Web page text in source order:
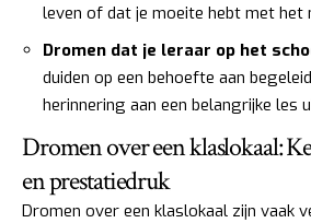
leven of dat je moeite hebt met het
Dromen dat je leraar op het
duiden op een behoefte aan
herinnering aan een belangrijke les
Dromen over een klaslokaal:
en prestatiedruk
Dromen over een klaslokaal zijn vaak